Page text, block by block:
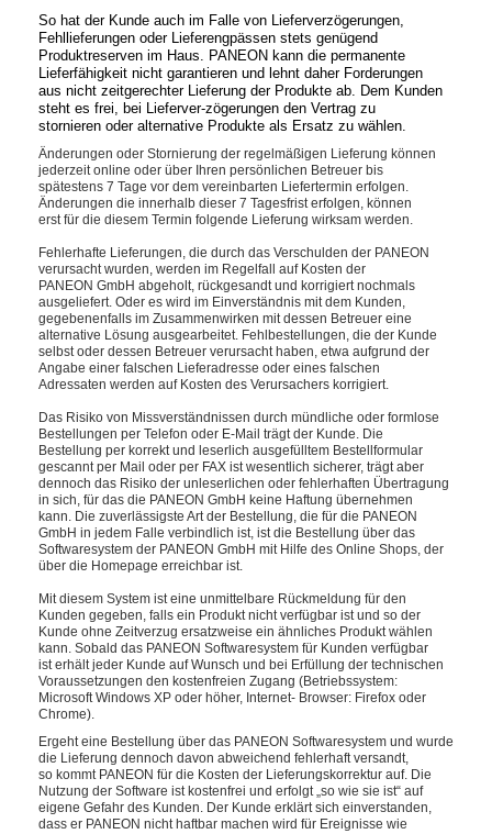
So hat der Kunde auch im Falle von Lieferverzögerungen,
Fehllieferungen oder Lieferengpässen stets genügend
Produktreserven im Haus. PANEON kann die permanente
Lieferfähigkeit nicht garantieren und lehnt daher Forderungen
aus nicht zeitgerechter Lieferung der Produkte ab. Dem Kunden
steht es frei, bei Lieferver-zögerungen den Vertrag zu
stornieren oder alternative Produkte als Ersatz zu wählen.
Änderungen oder Stornierung der regelmäßigen Lieferung können
jederzeit online oder über Ihren persönlichen Betreuer bis
spätestens 7 Tage vor dem vereinbarten Liefertermin erfolgen.
Änderungen die innerhalb dieser 7 Tagesfrist erfolgen, können
erst für die diesem Termin folgende Lieferung wirksam werden.
Fehlerhafte Lieferungen, die durch das Verschulden der PANEON
verursacht wurden, werden im Regelfall auf Kosten der
PANEON GmbH abgeholt, rückgesandt und korrigiert nochmals
ausgeliefert. Oder es wird im Einverständnis mit dem Kunden,
gegebenenfalls im Zusammenwirken mit dessen Betreuer eine
alternative Lösung ausgearbeitet. Fehlbestellungen, die der Kunde
selbst oder dessen Betreuer verursacht haben, etwa aufgrund der
Angabe einer falschen Lieferadresse oder eines falschen
Adressaten werden auf Kosten des Verursachers korrigiert.
Das Risiko von Missverständnissen durch mündliche oder formlose
Bestellungen per Telefon oder E-Mail trägt der Kunde. Die
Bestellung per korrekt und leserlich ausgefülltem Bestellformular
gescannt per Mail oder per FAX ist wesentlich sicherer, trägt aber
dennoch das Risiko der unleserlichen oder fehlerhaften Übertragung
in sich, für das die PANEON GmbH keine Haftung übernehmen
kann. Die zuverlässigste Art der Bestellung, die für die PANEON
GmbH in jedem Falle verbindlich ist, ist die Bestellung über das
Softwaresystem der PANEON GmbH mit Hilfe des Online Shops, der
über die Homepage erreichbar ist.
Mit diesem System ist eine unmittelbare Rückmeldung für den
Kunden gegeben, falls ein Produkt nicht verfügbar ist und so der
Kunde ohne Zeitverzug ersatzweise ein ähnliches Produkt wählen
kann. Sobald das PANEON Softwaresystem für Kunden verfügbar
ist erhält jeder Kunde auf Wunsch und bei Erfüllung der technischen
Voraussetzungen den kostenfreien Zugang (Betriebssystem:
Microsoft Windows XP oder höher, Internet- Browser: Firefox oder
Chrome).
Ergeht eine Bestellung über das PANEON Softwaresystem und wurde
die Lieferung dennoch davon abweichend fehlerhaft versandt,
so kommt PANEON für die Kosten der Lieferungskorrektur auf. Die
Nutzung der Software ist kostenfrei und erfolgt „so wie sie ist“ auf
eigene Gefahr des Kunden. Der Kunde erklärt sich einverstanden,
dass er PANEON nicht haftbar machen wird für Ereignisse wie